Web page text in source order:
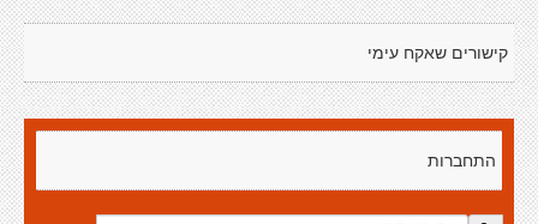
קישורים שאקח עימי
התחברות